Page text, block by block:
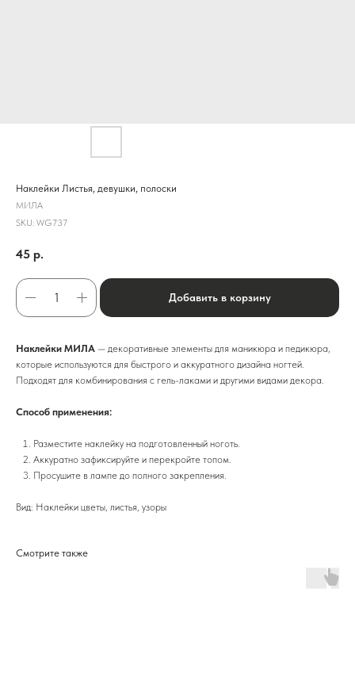
Наклейки Листья, девушки, полоски
МИЛА
SKU: WG737
45 р.
Добавить в корзину
Наклейки МИЛА — декоративные элементы для маникюра и педикюра,
которые используются для быстрого и аккуратного дизайна ногтей.
Подходят для комбинирования с гель-лаками и другими видами декора.
Способ применения:
Разместите наклейку на подготовленный ноготь.
Аккуратно зафиксируйте и перекройте топом.
Просушите в лампе до полного закрепления.
Вид: Наклейки цветы, листья, узоры
Смотрите также